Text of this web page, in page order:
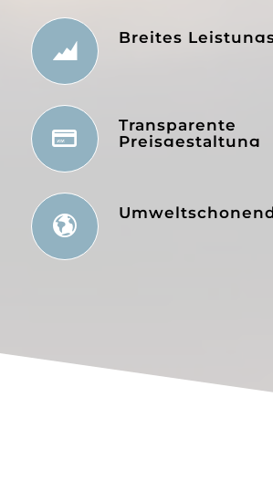
Breites
Transparente
Preisgestaltung